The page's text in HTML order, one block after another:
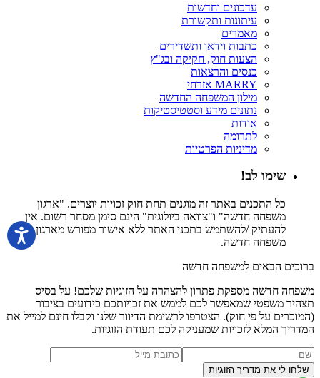
עדכונים וחדשות
עיתונות ותקשורת
מאמרים
כתבות וידאו ותשדירים
הצעות חוק, חקיקה ובג"ץ
כנסים והרצאות
MARRY אזרחי
מילון המשפחה החדשה
נתונים מידע וסטטיסטיקות
אודות
לתרומה
מדיניות הפרטיות
שימו לב!
כל התכנים באתר זה מוגנים תחת חוק זכויות יוצרים. "ארגון
משפחה חדשה" ו"צוואה ביולוגית" הינם סימן מסחר רשום. אין
להעתיק /להשתמש בתכני האתר ללא אישור מפורש מארגון
משפחה חדשה.
ברוכים הבאים למשפחה חדשה
משפחה חדשה מספקת פתרון להצהרה על הזוגיות שלכם! על בסיס
תצהיר משפטי שמאפשר לכם לממש את זכויותכם כידועים בציבור
(המוכרים על פי חוק). הצטרפו לרשימת הדיוור שלנו וקבלו חינם למייל את
המדריך המלא לזכויות שמעניקה לכם תעודת הזוגיות.